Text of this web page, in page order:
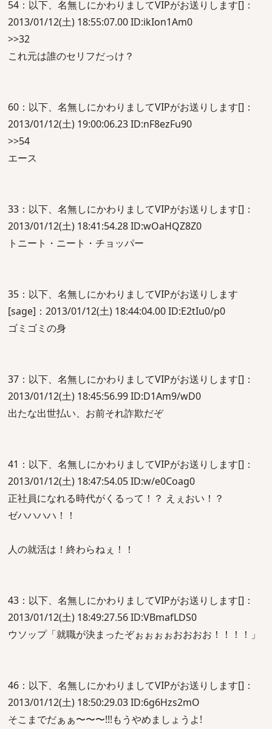
54：以下、名無しにかわりましてVIPがお送りします[]：
2013/01/12(土) 18:55:07.00 ID:ikIon1Am0
>>32
これ元は誰のセリフだっけ？
60：以下、名無しにかわりましてVIPがお送りします[]：
2013/01/12(土) 19:00:06.23 ID:nF8ezFu90
>>54
エース
33：以下、名無しにかわりましてVIPがお送りします[]：
2013/01/12(土) 18:41:54.28 ID:wOaHQZ8Z0
トニート・ニート・チョッパー
35：以下、名無しにかわりましてVIPがお送りします
[sage]：2013/01/12(土) 18:44:04.00 ID:E2tIu0/p0
ゴミゴミの身
37：以下、名無しにかわりましてVIPがお送りします[]：
2013/01/12(土) 18:45:56.99 ID:D1Am9/wD0
出たな出世払い、お前それ詐欺だぞ
41：以下、名無しにかわりましてVIPがお送りします[]：
2013/01/12(土) 18:47:54.05 ID:w/e0Coag0
正社員になれる時代がくるって！？ えぇおい！？
ゼハハハハ！！
人の就活は！終わらねぇ！！
43：以下、名無しにかわりましてVIPがお送りします[]：
2013/01/12(土) 18:49:27.56 ID:VBmafLDS0
ウソップ「就職が決まったぞぉぉぉぉおおおお！！！！」
46：以下、名無しにかわりましてVIPがお送りします[]：
2013/01/12(土) 18:50:29.03 ID:6g6Hzs2mO
そこまでだぁぁ〜〜〜!!!もうやめましょうよ!